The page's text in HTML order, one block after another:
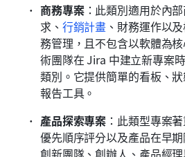
商務專案：此類別適用於內
求、 行銷計畫 、財務運作以
務管理，且不包含以軟體為
術團隊在 Jira 中建立新專案
類別。它提供簡單的看板、
報告工具。
產品探索專案 ：此類型專案
優先順序評分以及產品在早